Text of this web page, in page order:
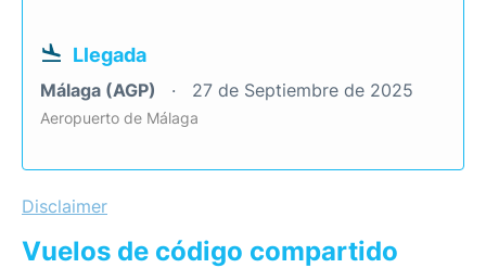
Llegada
Málaga (AGP) 27 de Septiembre de 2025
Aeropuerto de Málaga
Disclaimer
Vuelos de código compartido